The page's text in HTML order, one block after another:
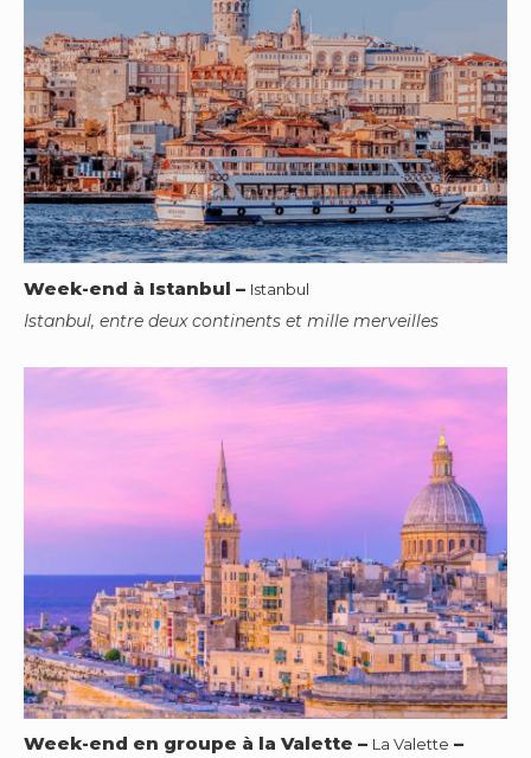
Week-end à Istanbul – Istanbul
Istanbul, entre deux continents et mille merveilles
Week-end en groupe à la Valette – La Valette –